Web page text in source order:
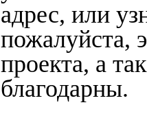
адрес, или
пожалуйста,
проекта, а
благодарны.